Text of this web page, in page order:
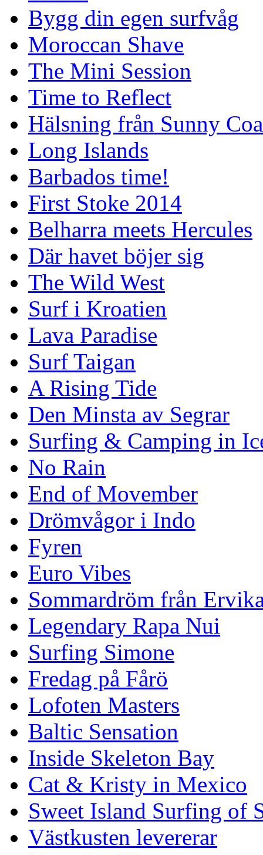
Bygg din egen surfvåg
Moroccan Shave
The Mini Session
Time to Reflect
Hälsning från Sunny
Long Islands
Barbados time!
First Stoke 2014
Belharra meets Hercules
Där havet böjer sig
The Wild West
Surf i Kroatien
Lava Paradise
Surf Taigan
A Rising Tide
Den Minsta av Segrar
Surfing & Camping in
No Rain
End of Movember
Drömvågor i Indo
Fyren
Euro Vibes
Sommardröm från
Legendary Rapa Nui
Surfing Simone
Fredag på Fårö
Lofoten Masters
Baltic Sensation
Inside Skeleton Bay
Cat & Kristy in Mexico
Sweet Island Surfing of
Västkusten levererar